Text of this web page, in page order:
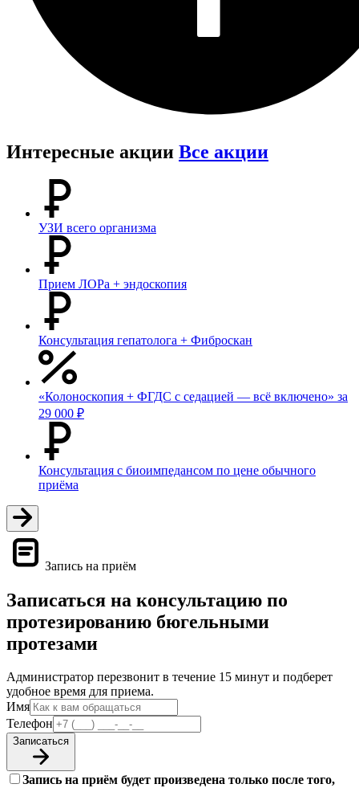
Интересные акции Все акции
УЗИ всего организма
Прием ЛОРа + эндоскопия
Консультация гепатолога + Фиброскан
«Колоноскопия + ФГДС с седацией — всё включено» за
29 000 ₽
Консультация с биоимпедансом по цене обычного
приёма
Запись на приём
Записаться на консультацию по
протезированию бюгельными
протезами
Администратор перезвонит в течение 15 минут и подберет
удобное время для приема.
Имя
Телефон
Записаться
Запись на приём будет произведена только после того,